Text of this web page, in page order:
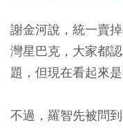
謝金河說，統一賣
灣星巴克，大家都
題，但現在看起來是
不過，羅智先被問